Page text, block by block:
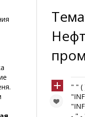
" " (